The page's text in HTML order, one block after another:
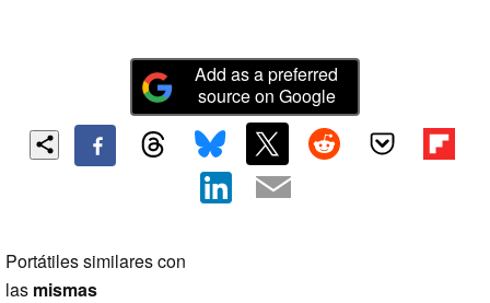
Add as a preferred
source on Google
Portátiles similares con
las mismas